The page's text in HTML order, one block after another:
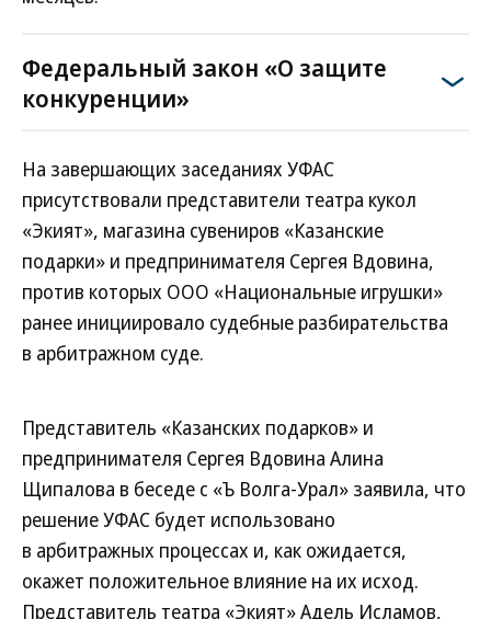
Федеральный закон «О защите
конкуренции»
На завершающих заседаниях УФАС
присутствовали представители театра кукол
«Экият», магазина сувениров «Казанские
подарки» и предпринимателя Сергея Вдовина,
против которых ООО «Национальные игрушки»
ранее инициировало судебные разбирательства
в арбитражном суде.
Представитель «Казанских подарков» и
предпринимателя Сергея Вдовина Алина
Щипалова в беседе с «Ъ Волга-Урал» заявила, что
решение УФАС будет использовано
в арбитражных процессах и, как ожидается,
окажет положительное влияние на их исход.
Представитель театра «Экият» Адель Исламов,